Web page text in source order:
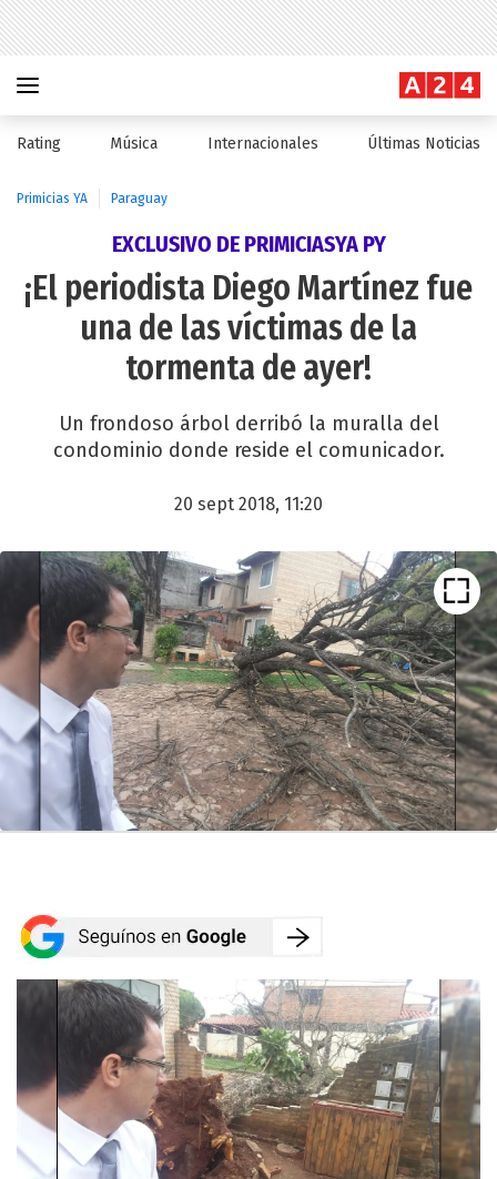
Rating Música Internacionales Últimas Noticias
Primicias YA Paraguay
EXCLUSIVO DE PRIMICIASYA PY
¡El periodista Diego Martínez fue
una de las víctimas de la
tormenta de ayer!
Un frondoso árbol derribó la muralla del
condominio donde reside el comunicador.
20 sept 2018, 11:20